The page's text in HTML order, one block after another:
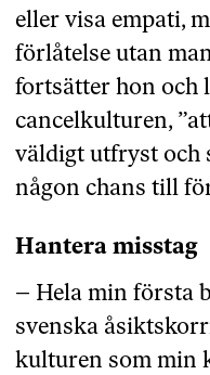
eller visa empati,
förlåtelse utan
fortsätter hon och
cancelkulturen,
väldigt utfryst och
någon chans till
Hantera misstag
– Hela min första
svenska
kulturen som min